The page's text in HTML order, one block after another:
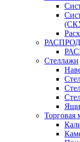
Стеллажи
Торговая